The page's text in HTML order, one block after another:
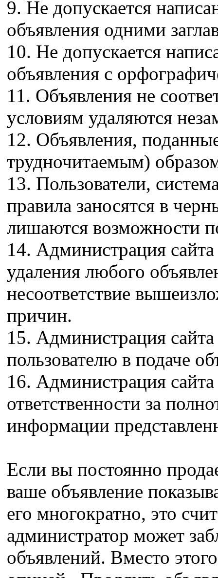
9. Не допускается
объявления одними
10. Не допускается
объявления c
11. Объявления не
условиям удаляются
12. Объявления,
трудночитаемым)
13. Пользователи,
правила заносятся в
лишаются возможности
14. Администрация сайта
удаления любого
несоответствие
причин.
15. Администрация сайта
пользователю в подаче
16. Администрация
ответственности за
информации
Если вы постоянно
ваше объявление
его многократно, это
администратор может
объявлений. Вместо